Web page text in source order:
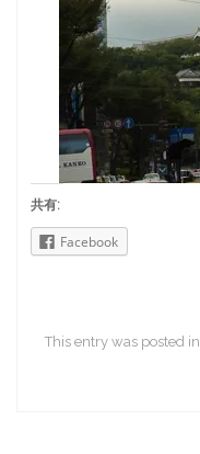
共有:
Facebook
This entry was posted in